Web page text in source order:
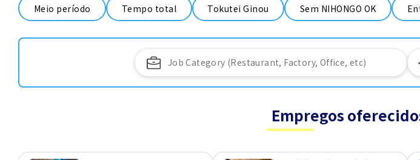
Meio período Tempo total Tokutei Ginou Sem NIHONGO OK
Empregos